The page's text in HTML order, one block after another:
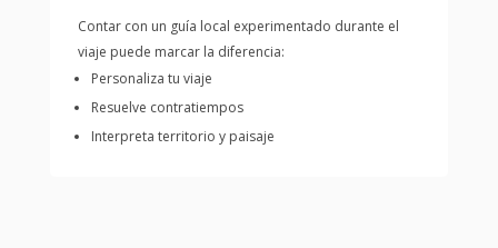
Contar con un guía local experimentado durante el
viaje puede marcar la diferencia:
Personaliza tu viaje
Resuelve contratiempos
Interpreta territorio y paisaje